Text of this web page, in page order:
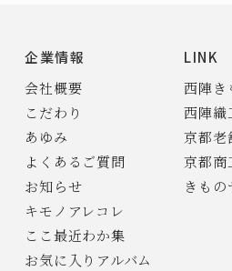
企業情報
会社概要
こだわり
あゆみ
よくあるご質問
お知らせ
キモノアレコレ
ここ最近わか集
お気に入りアルバム
LINK
西陣き
西陣織
京都老
京都商
きもの